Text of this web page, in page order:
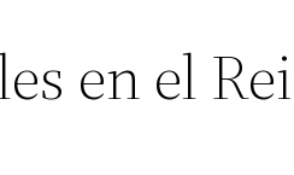
en el